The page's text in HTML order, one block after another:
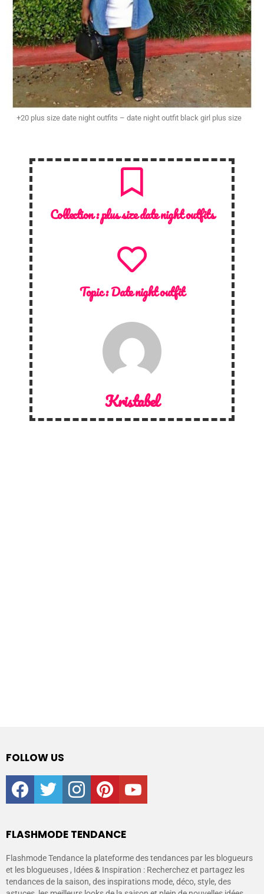
+20 plus size date night outfits – date night outfit black girl plus size
Collection :plus size date night outfits
Topic :Date night outfit
Kristabel
FOLLOW US
facebooktwitter instagrampinterestyoutube
FLASHMODE TENDANCE
Flashmode Tendance la plateforme des tendances par les blogueurs
et les blogueuses , Idées & Inspiration : Recherchez et partagez les
tendances de la saison, des inspirations mode, déco, style, des